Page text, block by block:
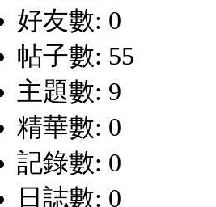
好友數: 0
帖子數: 55
主題數: 9
精華數: 0
記錄數: 0
日誌數: 0